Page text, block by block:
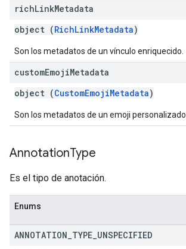
richLinkMetadata
object (RichLinkMetadata)
Son los metadatos de un vínculo enriquecido.
customEmojiMetadata
object (CustomEmojiMetadata)
Son los metadatos de un emoji personalizado.
AnnotationType
Es el tipo de anotación.
Enums
ANNOTATION TYPE UNSPECIFIED